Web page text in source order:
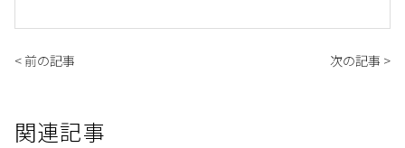
< 前の記事 次の記事 >
関連記事